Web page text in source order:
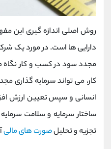
روش اصلی اندازه گیری این
دارایی ها است. در مورد یک
مجدد سود در کسب و کار
کار، می تواند سرمایه گذاری
انسانی و سپس تعیین ارزش
ساختار سرمایه و سلامت
تجزیه و تحلیلصورت های مالی